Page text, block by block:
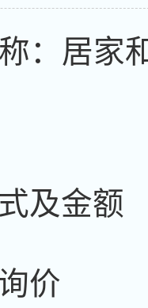
：居家
及金额
价